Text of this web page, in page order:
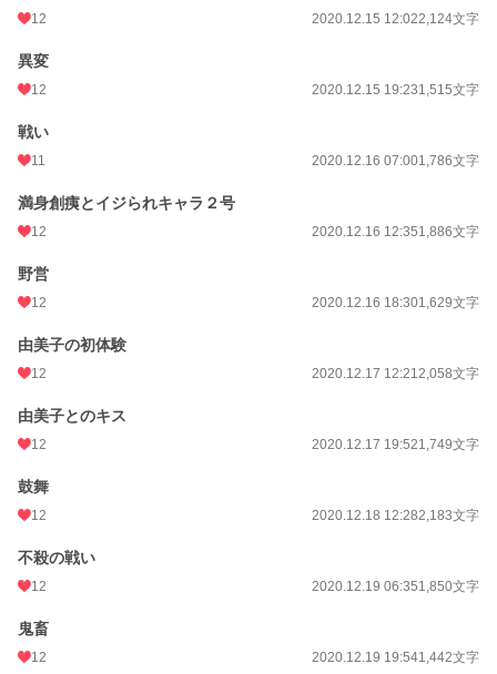
12 2020.12.15 12:022,124文字
異変
12 2020.12.15 19:231,515文字
戦い
11 2020.12.16 07:001,786文字
満身創痍とイジられキャラ２号
12 2020.12.16 12:351,886文字
野営
12 2020.12.16 18:301,629文字
由美子の初体験
12 2020.12.17 12:212,058文字
由美子とのキス
12 2020.12.17 19:521,749文字
鼓舞
12 2020.12.18 12:282,183文字
不殺の戦い
12 2020.12.19 06:351,850文字
鬼畜
12 2020.12.19 19:541,442文字